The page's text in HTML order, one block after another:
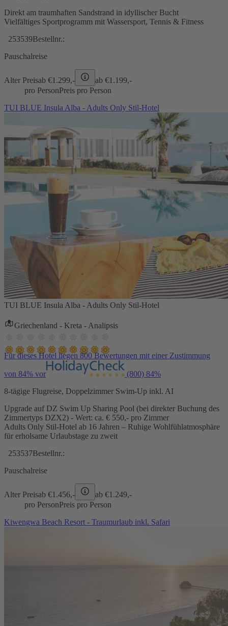
Direkt am traumhaften Sandstrand in idyllischer Bucht
Vielfältiges Sportprogramm mit Wassersport, Tennis & Fitness
253539Bestellnr.:
Pauschalreise
Alter Preisab €1.299,- ab €1.199,-
pro PersonPreis pro Person
TUI BLUE Insula Alba - Adults Only Stil-Hotel
TUI BLUE Insula Alba - Adults Only Stil-Hotel
Griechenland - Kreta - Analipsis
Für dieses Hotel liegen 800 Bewertungen mit einer Zustimmung
von 84% vor (800) 84%
8-tägige Flugreise, Doppelzimmer Swim-Up inkl. AI
Upgrade auf DZ Swim Up Sharing Pool (bei direkter Buchung des
Zimmertyps DZX2) - Wert: ca. € 550,- pro Zimmer
Adults Only Stil-Hotel ab 16 Jahren – Ruhige Wohlfühlatmosphäre
für erholsame Urlaubstage zu zweit
253537Bestellnr.:
Pauschalreise
Alter Preisab €1.456,- ab €1.249,-
pro PersonPreis pro Person
Kiwengwa Beach Resort - Traumurlaub inkl. Safari